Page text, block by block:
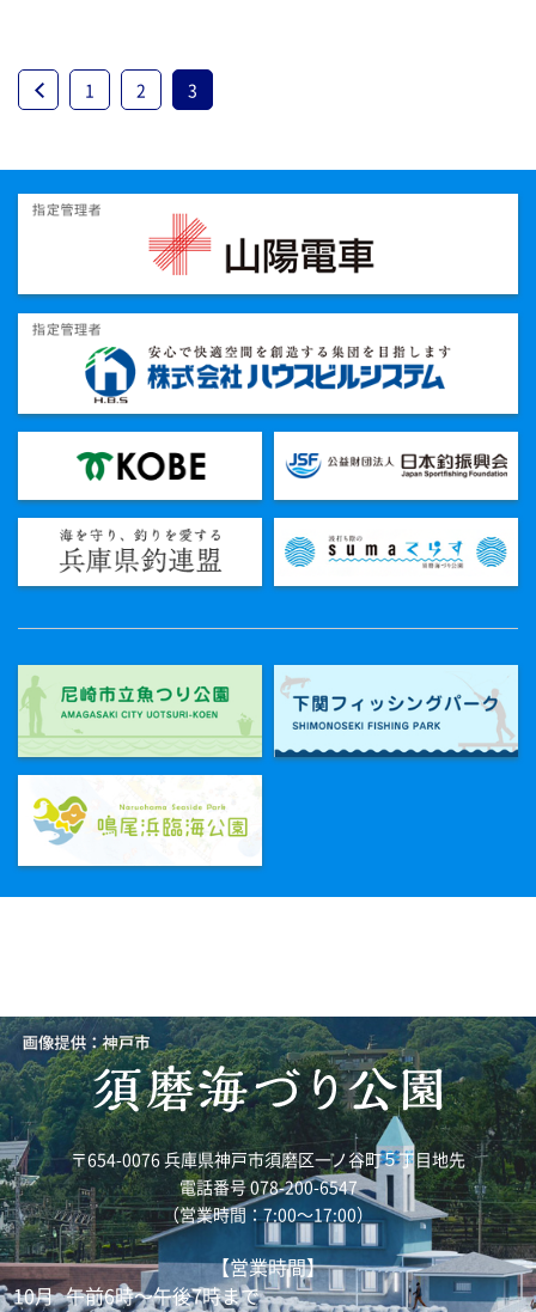
1 2 3
〒654-0076 兵庫県神戸市須磨区一ノ谷町５丁目地先
電話番号 078-200-6547
（営業時間：7:00～17:00）
【営業時間】
10月 午前6時～午後7時まで